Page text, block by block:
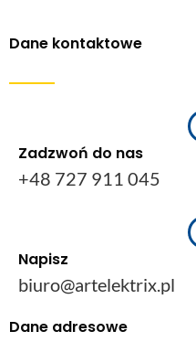
Dane kontaktowe
Zadzwoń do nas
+48 727 911 045
Napisz
biuro@artelektrix.pl
Dane adresowe